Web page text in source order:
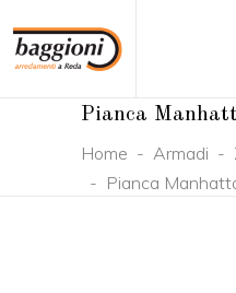
Pianca
Home - Armadi -
- Pianca